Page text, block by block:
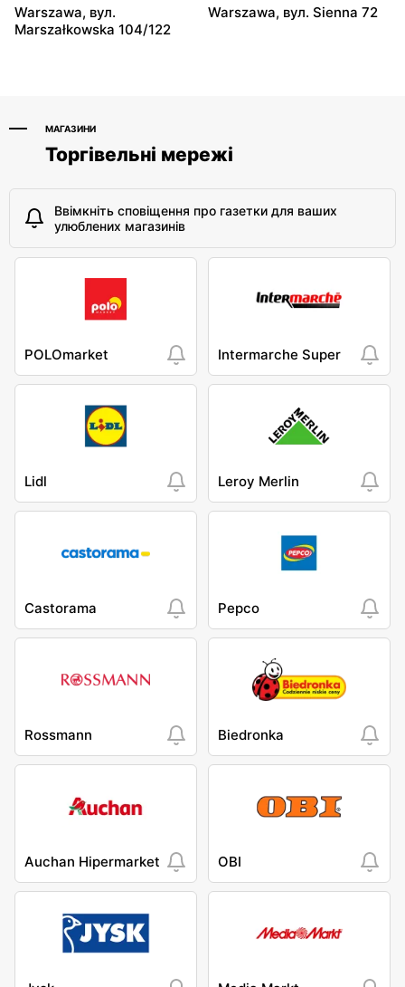
Baranów Sandomierski,
вул. Rynek 28
Wodzisław, вул. pl.
Warszawa, вул.
Marszałkowska 104/122
Warszawa, вул. Sienna 72
МАГАЗИНИ
Торгівельні мережі
Ввімкніть сповіщення про газетки для ваших
улюблених магазинів
POLOmarket Intermarche Super
Lidl Leroy Merlin
Castorama Pepco
Rossmann Biedronka
Auchan Hipermarket OBI